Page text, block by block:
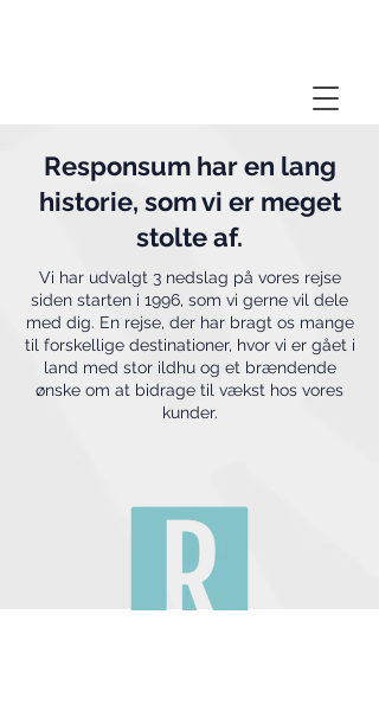
Responsum har en lang
historie, som vi er meget
stolte af.
Vi har udvalgt 3 nedslag på vores rejse
siden starten i 1996, som vi gerne vil dele
med dig. En rejse, der har bragt os mange
til forskellige destinationer, hvor vi er gået i
land med stor ildhu og et brændende
ønske om at bidrage til vækst hos vores
kunder.